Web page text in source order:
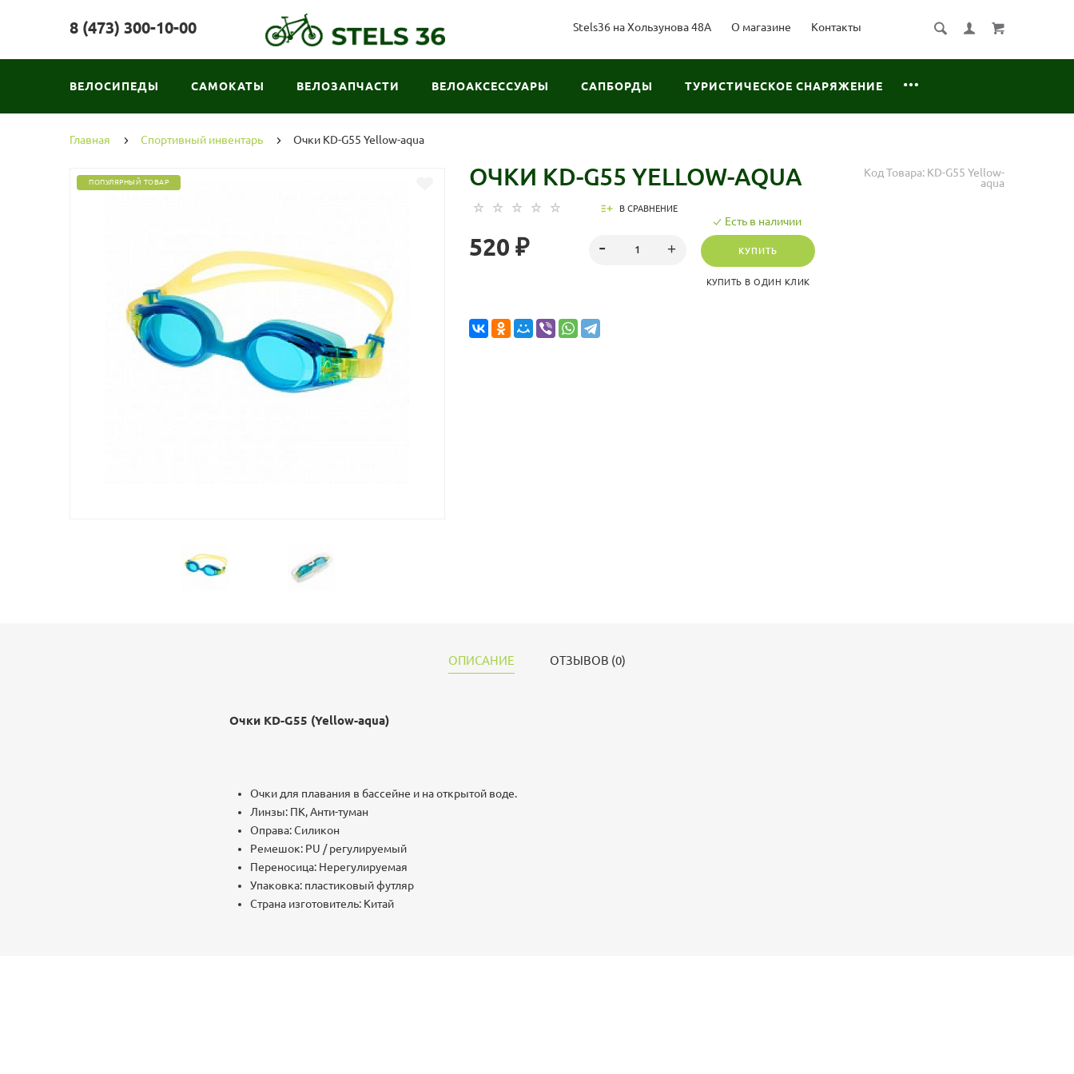
8 (473) 300-10-00 Stels36 на Хользунова 48А О магазине Контакты
ВЕЛОСИПЕДЫ САМОКАТЫ ВЕЛОЗАПЧАСТИ ВЕЛОАКСЕССУАРЫ САПБОРДЫ ТУРИСТИЧЕСКОЕ СНАРЯЖЕНИЕ
Главная Спортивный инвентарь Очки KD-G55 Yellow-aqua
ПОПУЛЯРНЫЙ ТОВАР
Код Товара: KD-G55 Yellow-
aqua
ОЧКИ KD-G55 YELLOW-AQUA
В СРАВНЕНИЕ
520 ₽
Есть в наличии
КУПИТЬ
КУПИТЬ В ОДИН КЛИК
ОПИСАНИЕ ОТЗЫВОВ (0)
Очки KD-G55 (Yellow-aqua)
Очки для плавания в бассейне и на открытой воде.
Линзы: ПК, Анти-туман
Оправа: Силикон
Ремешок: PU / регулируемый
Переносица: Нерегулируемая
Упаковка: пластиковый футляр
Страна изготовитель: Китай